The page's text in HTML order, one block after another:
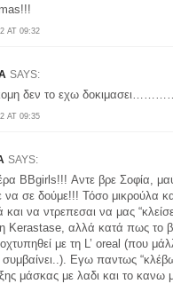
AT 09:32
SAYS:
AT 09:35
δεν το εχω
SAYS:
ΒΒgirls!!! Αντε βρε Σοφία,
να σε δούμε!!! Τόσο μικρούλα
και να ντρεπεσαι να μας
Kerastase, αλλά κατά πως το
με τη L’ oreal (που
Εγω παντως
μάσκας με λαδι και το κανω